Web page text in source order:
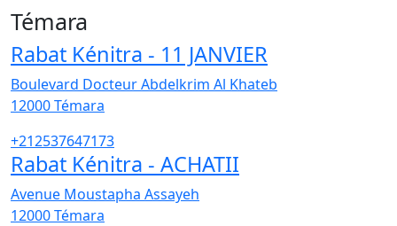
Témara
Rabat Kénitra - 11 JANVIER
Boulevard Docteur Abdelkrim Al Khateb
12000Témara
+212537647173
Rabat Kénitra - ACHATII
Avenue Moustapha Assayeh
12000Témara